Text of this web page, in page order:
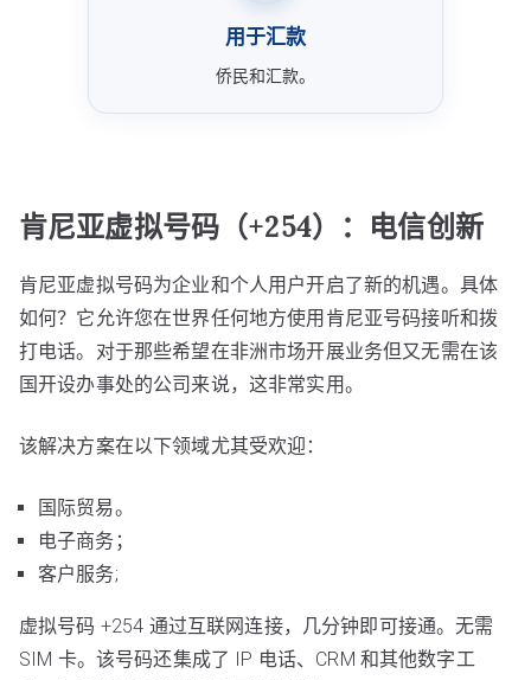
用于汇款
侨民和汇款。
肯尼亚虚拟号码（+254）：电信创新
肯尼亚虚拟号码为企业和个人用户开启了新的机遇。具体
如何？它允许您在世界任何地方使用肯尼亚号码接听和拨
打电话。对于那些希望在非洲市场开展业务但又无需在该
国开设办事处的公司来说，这非常实用。
该解决方案在以下领域尤其受欢迎：
国际贸易。
电子商务；
客户服务;
虚拟号码 +254 通过互联网连接，几分钟即可接通。无需
SIM 卡。该号码还集成了 IP 电话、CRM 和其他数字工